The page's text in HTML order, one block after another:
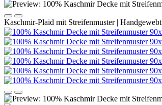
Kaschmir-Plaid mit Streifenmuster |